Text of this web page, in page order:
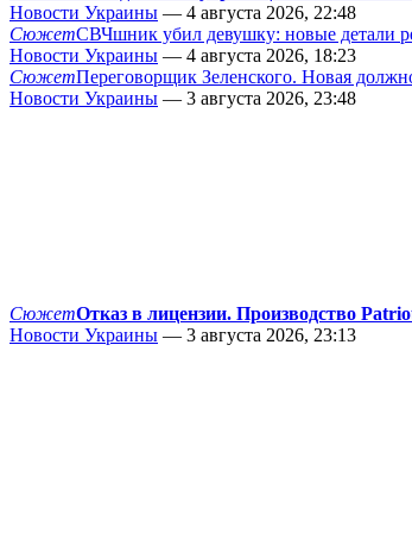
Новости Украины — 4 августа 2026, 22:48
СюжетСВЧшник убил девушку: новые детали
Новости Украины — 4 августа 2026, 18:23
СюжетПереговорщик Зеленского. Новая
Новости Украины — 3 августа 2026, 23:48
СюжетОтказ в лицензии. Производство
Новости Украины — 3 августа 2026, 23:13